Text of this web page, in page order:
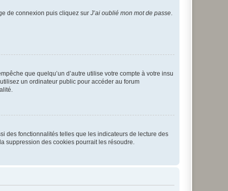
de connexion puis cliquez sur J’ai oublié mon mot de passe
que quelqu’un d’autre utilise votre compte à votre insu
un ordinateur public pour accéder au forum
des fonctionnalités telles que les indicateurs de lecture des
suppression des cookies pourrait les résoudre.